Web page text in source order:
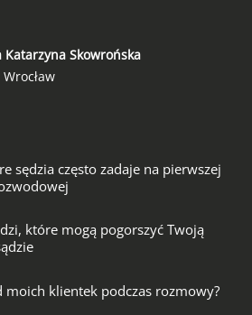
Skowrońska
sędzia często zadaje na pierwszej
które mogą pogorszyć Twoją
moich klientek podczas rozmowy?